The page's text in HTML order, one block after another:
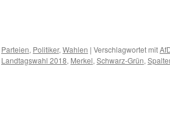
Parteien, Politiker,Wahlen | Verschlagwortet mit
Landtagswahl 2018, Merkel,Schwarz-Grün,